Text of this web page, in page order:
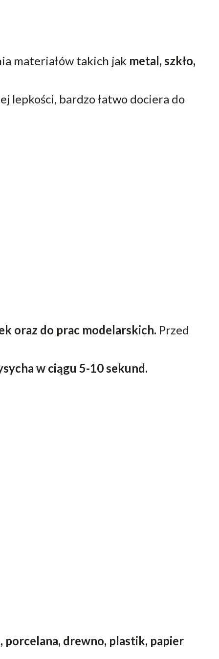
materiałów takich jak metal, szkło,
lepkości, bardzo łatwo dociera do
oraz do prac modelarskich. Przed
w ciągu 5-10 sekund.
porcelana, drewno, plastik, papier